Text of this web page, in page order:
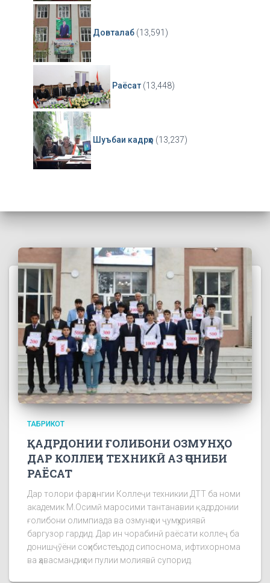
Довталаб (13,591)
Раёсат (13,448)
Шуъбаи кадрҳо (13,237)
ТАБРИКОТ
ҚАДРДОНИИ ҒОЛИБОНИ ОЗМУНҲО
ДАР КОЛЛЕҶИ ТЕХНИКӢ АЗ ҶОНИБИ
РАЁСАТ
Дар толори фарҳангии Коллеҷи техникии ДТТ ба номи
академик М.Осимӣ маросими тантанавии қадрдонии
ғолибони олимпиада ва озмунҳои ҷумҳуриявӣ
баргузор гардид. Дар ин чорабинӣ раёсати коллеҷ ба
донишҷӯёни соҳибистеъдод сипоснома, ифтихорнома
ва ҳавасмандиҳои пулии молиявӣ супорид.